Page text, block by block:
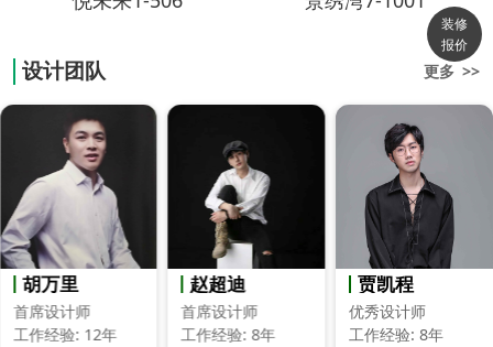
设计团队 更多 >>
赵超迪
首席设计师
工作经验: 8年
贾凯程
优秀设计师
工作经验: 8年
汤永峰
总公司设计总监
工作经验: 20年
装修
报价